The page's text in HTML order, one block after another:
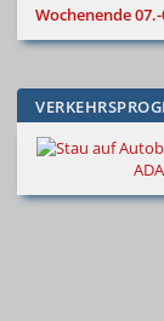
Wochenende